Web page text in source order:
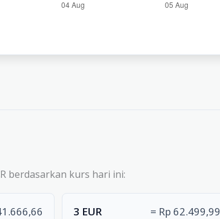
berdasarkan kurs hari ini:
3 EUR = Rp 62.499,99